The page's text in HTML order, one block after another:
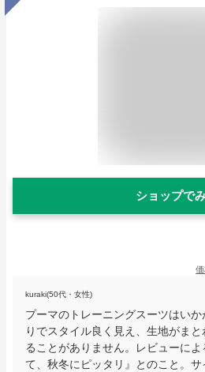
ショップで
kuraki(50代・女性)
プーマのトレーニングスーツはい
りでスタイル良く見え、生地がま
ることがありません。レビューによ
て、秋冬にピッタリ』とのこと。